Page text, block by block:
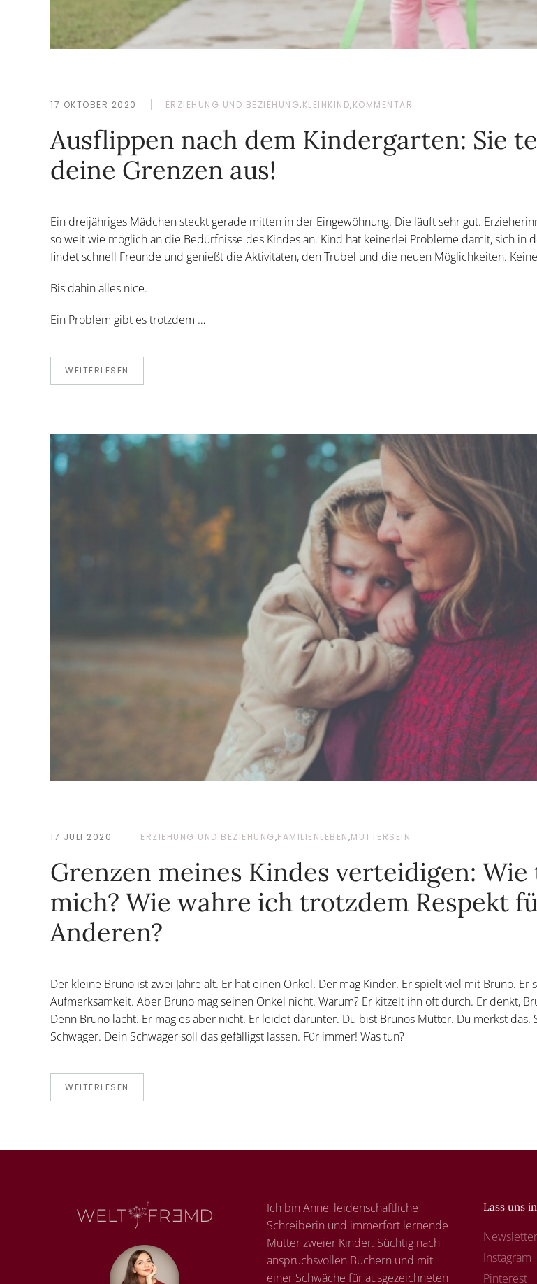
17 OKTOBER 2020 ERZIEHUNG UND BEZIEHUNG,KLEINKIND,KOMMENTAR
Ausflippen nach dem Kindergarten: Sie
deine Grenzen aus!
Ein dreijähriges Mädchen steckt gerade mitten in der Eingewöhnung. Die läuft sehr gut.
so weit wie möglich an die Bedürfnisse des Kindes an. Kind hat keinerlei Probleme damit, sich in
findet schnell Freunde und genießt die Aktivitäten, den Trubel und die neuen Möglichkeiten.
Bis dahin alles nice.
Ein Problem gibt es trotzdem …
WEITERLESEN
17 JULI 2020 ERZIEHUNG UND BEZIEHUNG,FAMILIENLEBEN,MUTTERSEIN
Grenzen meines Kindes verteidigen:
mich? Wie wahre ich trotzdem Respekt
Anderen?
Der kleine Bruno ist zwei Jahre alt. Er hat einen Onkel. Der mag Kinder. Er spielt viel mit Bruno. Er
Aufmerksamkeit. Aber Bruno mag seinen Onkel nicht. Warum? Er kitzelt ihn oft durch. Er denkt,
Denn Bruno lacht. Er mag es aber nicht. Er leidet darunter. Du bist Brunos Mutter. Du merkst das.
Schwager. Dein Schwager soll das gefälligst lassen. Für immer! Was tun?
WEITERLESEN
Ich bin Anne, leidenschaftliche
Schreiberin und immerfort lernende
Mutter zweier Kinder. Süchtig nach
anspruchsvollen Büchern und mit
einer Schwäche für ausgezeichneten
Lass uns
Newsletter
Instagram
Pinterest